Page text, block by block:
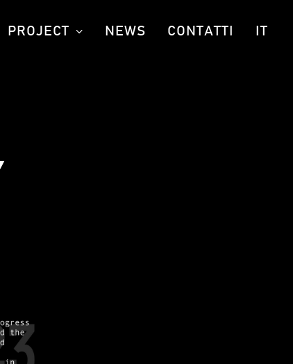
PROJECT NEWS CONTATTI IT